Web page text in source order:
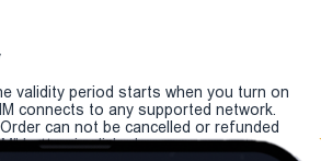
validity period starts when you turn on
connects to any supported network.
can not be cancelled or refunded
button is clicked.